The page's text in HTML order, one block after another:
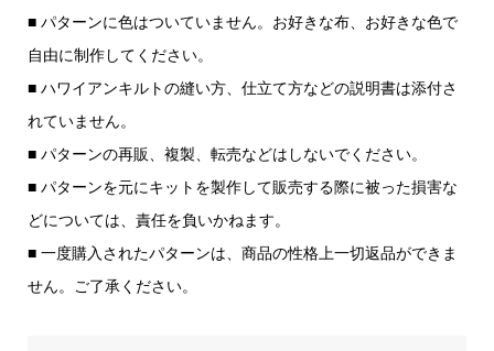
■ パターンに色はついていません。お好きな布、お好きな色で
自由に制作してください。
■ ハワイアンキルトの縫い方、仕立て方などの説明書は添付さ
れていません。
■ パターンの再販、複製、転売などはしないでください。
■ パターンを元にキットを製作して販売する際に被った損害な
どについては、責任を負いかねます。
■ 一度購入されたパターンは、商品の性格上一切返品ができま
せん。ご了承ください。